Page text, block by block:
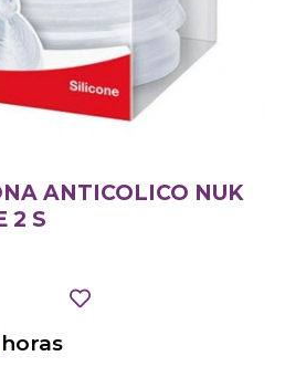
ANTICOLICO NUK
2 S
horas